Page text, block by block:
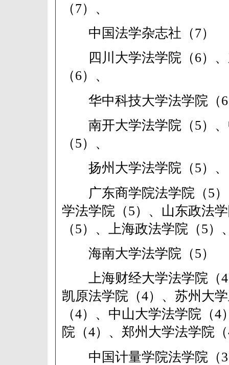
（7）、
中国法学杂志社（7）
四川大学法学院（6）、
（6）、
华中科技大学法学院（6
南开大学法学院（5）、
（5）、
扬州大学法学院（5）、
广东商学院法学院（5）
学法学院（5）、山东政法
（5）、上海政法学院（5）
海南大学法学院（5）
上海财经大学法学院（4
凯原法学院（4）、苏州大
（4）、中山大学法学院（
院（4）、郑州大学法学院
中国计量学院法学院（3